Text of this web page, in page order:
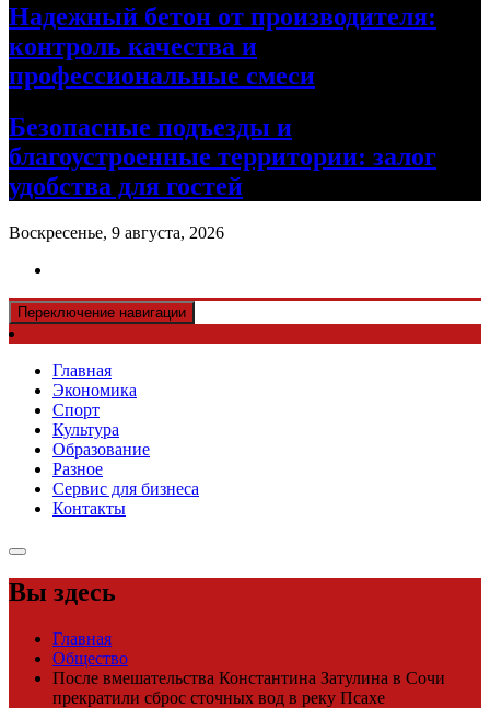
Надежный бетон от производителя:
контроль качества и
профессиональные смеси
Безопасные подъезды и
благоустроенные территории: залог
удобства для гостей
Воскресенье, 9 августа, 2026
Переключение навигации
Главная
Экономика
Спорт
Культура
Образование
Разное
Сервис для бизнеса
Контакты
Вы здесь
Главная
Общество
После вмешательства Константина Затулина в Сочи
прекратили сброс сточных вод в реку Псахе